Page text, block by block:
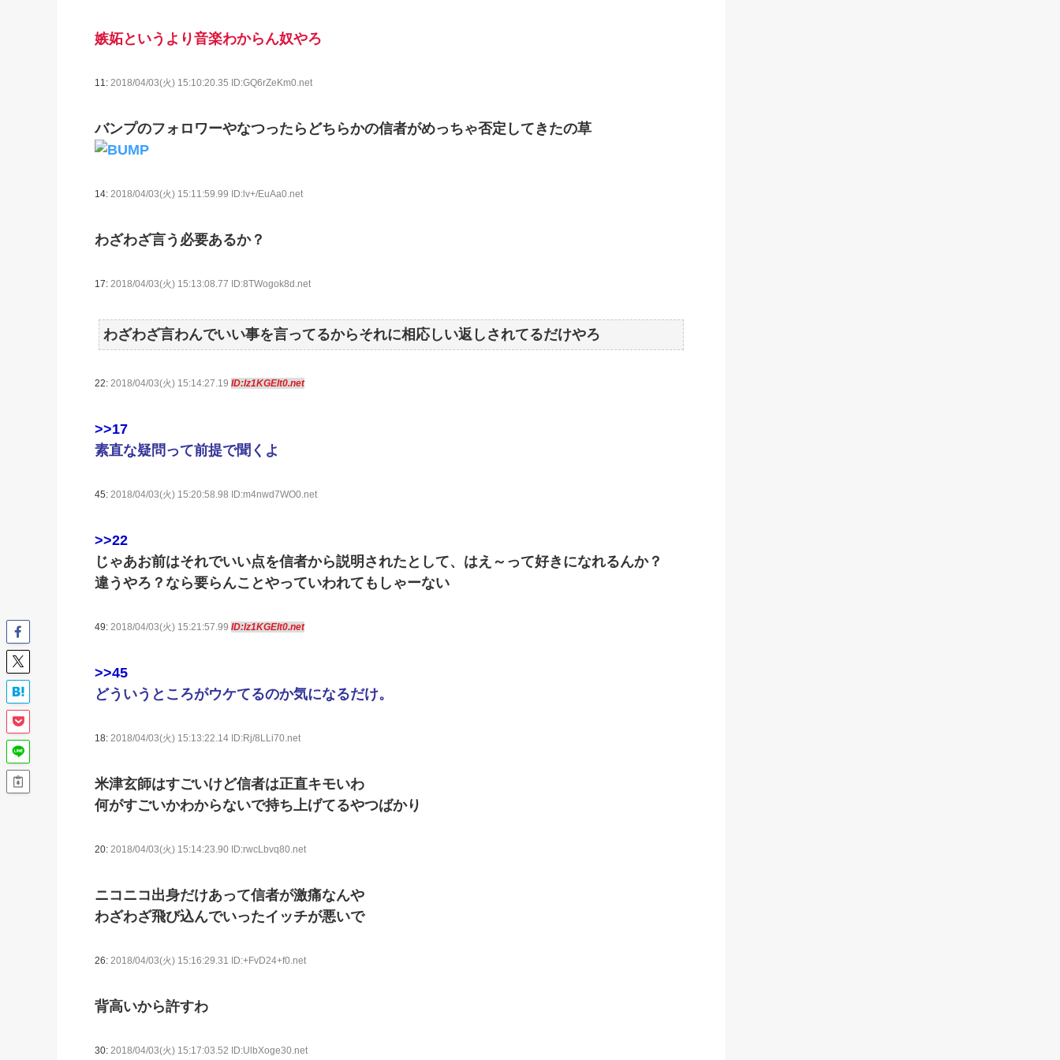
嫉妬というより音楽わからん奴やろ
11: 2018/04/03(火) 15:10:20.35 ID:GQ6rZeKm0.net
バンプのフォロワーやなつったらどちらかの信者がめっちゃ否定してきたの草
14: 2018/04/03(火) 15:11:59.99 ID:lv+/EuAa0.net
わざわざ言う必要あるか？
17: 2018/04/03(火) 15:13:08.77 ID:8TWogok8d.net
わざわざ言わんでいい事を言ってるからそれに相応しい返しされてるだけやろ
22: 2018/04/03(火) 15:14:27.19 ID:lz1KGElt0.net
>>17
素直な疑問って前提で聞くよ
45: 2018/04/03(火) 15:20:58.98 ID:m4nwd7WO0.net
>>22
じゃあお前はそれでいい点を信者から説明されたとして、はえ～って好きになれるんか？
違うやろ？なら要らんことやっていわれてもしゃーない
49: 2018/04/03(火) 15:21:57.99 ID:lz1KGElt0.net
>>45
どういうところがウケてるのか気になるだけ。
18: 2018/04/03(火) 15:13:22.14 ID:Rj/8LLi70.net
米津玄師はすごいけど信者は正直キモいわ
何がすごいかわからないで持ち上げてるやつばかり
20: 2018/04/03(火) 15:14:23.90 ID:rwcLbvq80.net
ニコニコ出身だけあって信者が激痛なんや
わざわざ飛び込んでいったイッチが悪いで
26: 2018/04/03(火) 15:16:29.31 ID:+FvD24+f0.net
背高いから許すわ
30: 2018/04/03(火) 15:17:03.52 ID:UlbXoge30.net